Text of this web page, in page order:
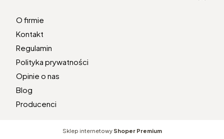
O firmie
Kontakt
Regulamin
Polityka prywatności
Opinie o nas
Blog
Producenci
Sklep internetowy Shoper Premium